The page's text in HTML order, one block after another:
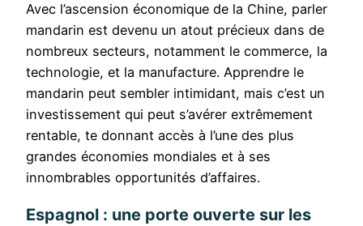
Avec l’ascension économique de la Chine, parler
mandarin est devenu un atout précieux dans de
nombreux secteurs, notamment le commerce, la
technologie, et la manufacture. Apprendre le
mandarin peut sembler intimidant, mais c’est un
investissement qui peut s’avérer extrêmement
rentable, te donnant accès à l’une des plus
grandes économies mondiales et à ses
innombrables opportunités d’affaires.
Espagnol : une porte ouverte sur les